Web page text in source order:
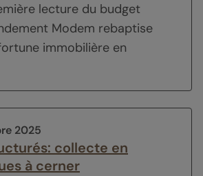
lecture du budget
Modem rebaptise
immobilière en
2025
collecte en
à cerner